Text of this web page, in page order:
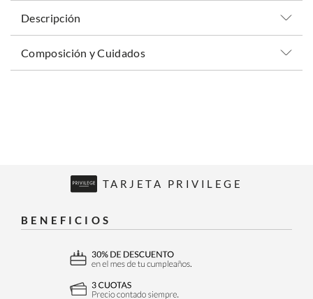
Descripción
Composición y Cuidados
TARJETA PRIVILEGE
BENEFICIOS